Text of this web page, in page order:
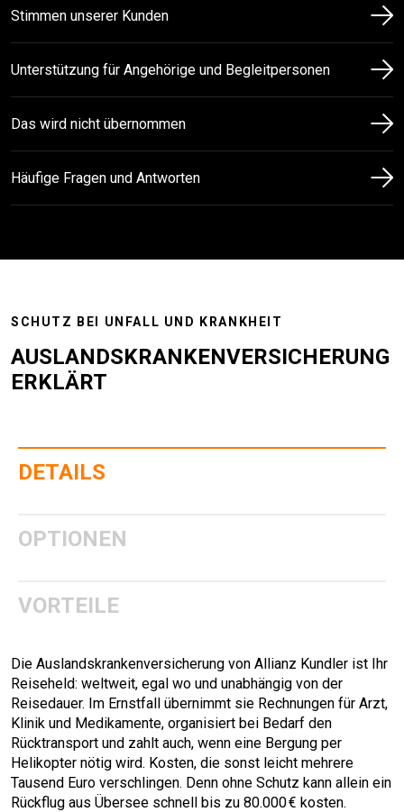
Stimmen unserer Kunden
Unterstützung für Angehörige und Begleitpersonen
Das wird nicht übernommen
Häufige Fragen und Antworten
SCHUTZ BEI UNFALL UND KRANKHEIT
AUSLANDSKRANKENVERSICHERUNG
ERKLÄRT
DETAILS
OPTIONEN
VORTEILE
Die Auslandskrankenversicherung von Allianz Kundler ist Ihr
Reiseheld: weltweit, egal wo und unabhängig von der
Reisedauer. Im Ernstfall übernimmt sie Rechnungen für Arzt,
Klinik und Medikamente, organisiert bei Bedarf den
Rücktransport und zahlt auch, wenn eine Bergung per
Helikopter nötig wird. Kosten, die sonst leicht mehrere
Tausend Euro verschlingen. Denn ohne Schutz kann allein ein
Rückflug aus Übersee schnell bis zu 80.000 € kosten.